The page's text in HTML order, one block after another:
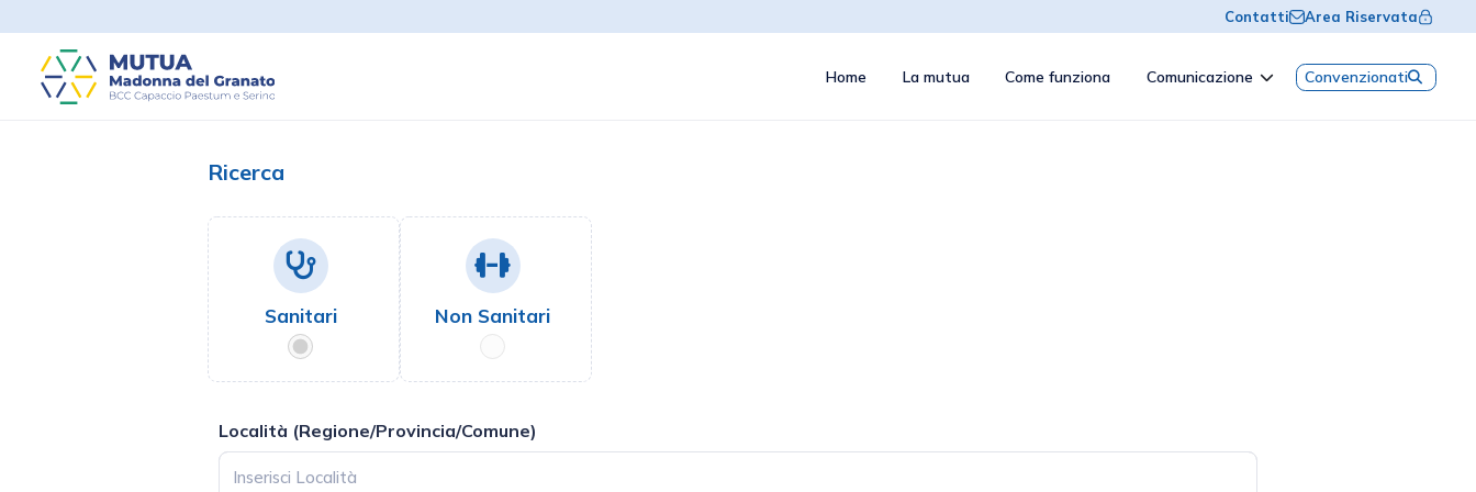
Contatti Area Riservata
Home La mutua Come funziona Comunicazione Convenzionati
Ricerca
Sanitari Non Sanitari
Località (Regione/Provincia/Comune)